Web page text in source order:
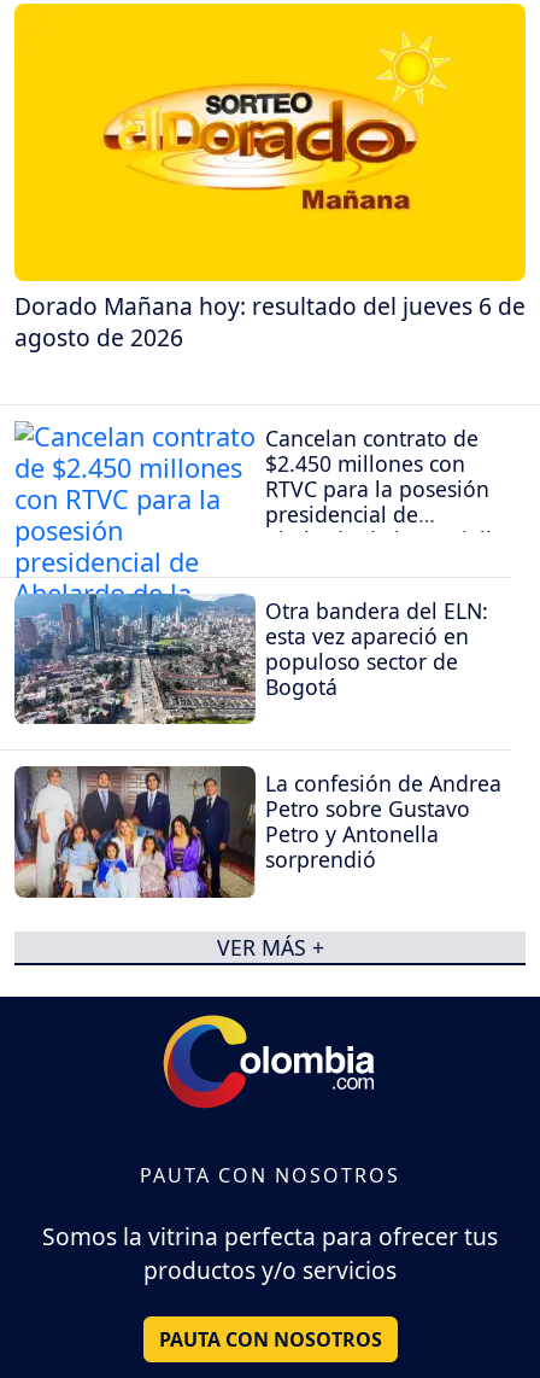
Dorado Mañana hoy: resultado del jueves 6 de
agosto de 2026
Cancelan contrato de
$2.450 millones con
RTVC para la posesión
presidencial de
Abelardo de la Espriella
Otra bandera del ELN:
esta vez apareció en
populoso sector de
Bogotá
La confesión de Andrea
Petro sobre Gustavo
Petro y Antonella
sorprendió
VER MÁS +
PAUTA CON NOSOTROS
Somos la vitrina perfecta para ofrecer tus
productos y/o servicios
PAUTA CON NOSOTROS